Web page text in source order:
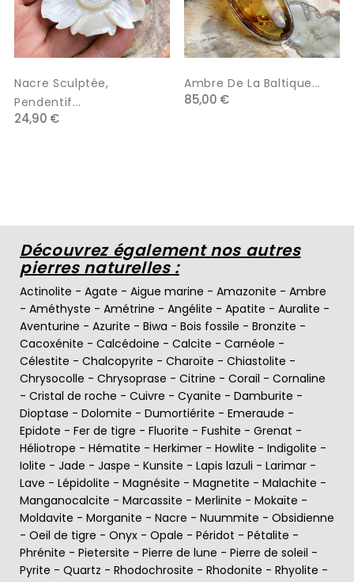
Nacre Sculptée,
Pendentif...
24,90 €
Ambre De La Baltique...
85,00 €
Découvrez également nos autres
pierres naturelles :
Actinolite - Agate - Aigue marine - Amazonite - Ambre
- Améthyste - Amétrine - Angélite - Apatite - Auralite -
Aventurine - Azurite - Biwa - Bois fossile - Bronzite -
Cacoxénite - Calcédoine - Calcite - Carnéole -
Célestite - Chalcopyrite - Charoïte - Chiastolite -
Chrysocolle - Chrysoprase - Citrine - Corail - Cornaline
- Cristal de roche - Cuivre - Cyanite - Damburite -
Dioptase - Dolomite - Dumortiérite - Emeraude -
Epidote - Fer de tigre - Fluorite - Fushite - Grenat -
Héliotrope - Hématite - Herkimer - Howlite - Indigolite -
Iolite - Jade - Jaspe - Kunsite - Lapis lazuli - Larimar -
Lave - Lépidolite - Magnésite - Magnetite - Malachite -
Manganocalcite - Marcassite - Merlinite - Mokaïte -
Moldavite - Morganite - Nacre - Nuummite - Obsidienne
- Oeil de tigre - Onyx - Opale - Péridot - Pétalite -
Phrénite - Pietersite - Pierre de lune - Pierre de soleil -
Pyrite - Quartz - Rhodochrosite - Rhodonite - Rhyolite -